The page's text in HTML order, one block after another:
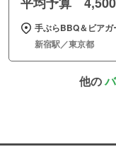
手ぶらBBQ＆ビア
新宿駅／東京都
他の